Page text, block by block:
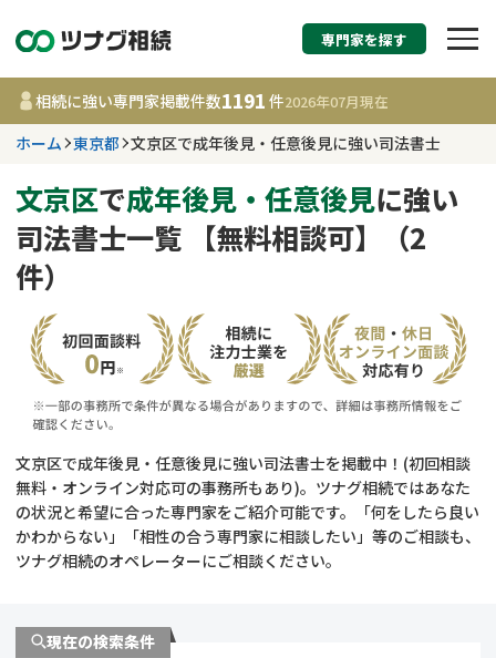
相続税申告・相続手
す
東京都
事務所 1191
件
相談内容で探す
遺言書作成・遺言執行
相続登記
遺留分侵害額請求
相続手続き
費用相場
コラム
相続手続き
遺言
専門家を探す
相続に強い専門家掲載件数1191 件2026年07月現在
ホーム 東京都 文京区で成年後見・任意後見に強い司法書士
文京区で成年後見・任意後見に強い
司法書士一覧 【無料相談可】（2
件）
文京区で成年後見・任意後見に強い司法書士を掲載中！(初回相談
無料・オンライン対応可の事務所もあり)。ツナグ相続ではあなた
の状況と希望に合った専門家をご紹介可能です。「何をしたら良い
かわからない」「相性の合う専門家に相談したい」等のご相談も、
ツナグ相続のオペレーターにご相談ください。
現在の検索条件